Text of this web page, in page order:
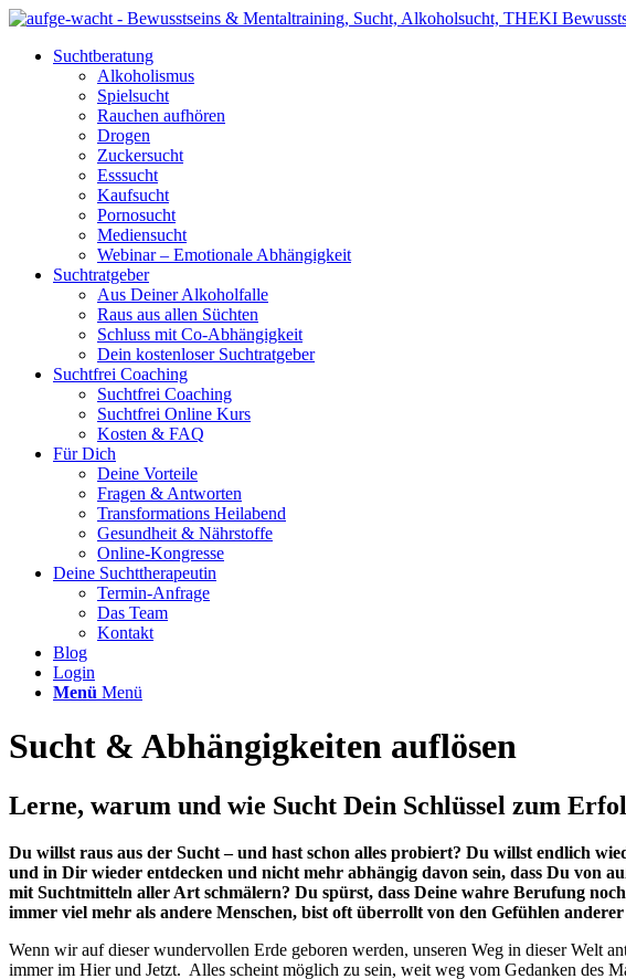
Suchtberatung
Alkoholismus
Spielsucht
Rauchen aufhören
Drogen
Zuckersucht
Esssucht
Kaufsucht
Pornosucht
Mediensucht
Webinar – Emotionale Abhängigkeit
Suchtratgeber
Aus Deiner Alkoholfalle
Raus aus allen Süchten
Schluss mit Co-Abhängigkeit
Dein kostenloser Suchtratgeber
Suchtfrei Coaching
Suchtfrei Coaching
Suchtfrei Online Kurs
Kosten & FAQ
Für Dich
Deine Vorteile
Fragen & Antworten
Transformations Heilabend
Gesundheit & Nährstoffe
Online-Kongresse
Deine Suchttherapeutin
Termin-Anfrage
Das Team
Kontakt
Blog
Login
Menü Menü
Sucht & Abhängigkeiten auflösen
Lerne, warum und wie Sucht Dein Schlüssel zum
Du willst raus aus der Sucht – und hast schon alles probiert? Du willst endlich
und in Dir wieder entdecken und nicht mehr abhängig davon sein, dass Du von
mit Suchtmitteln aller Art schmälern? Du spürst, dass Deine wahre Berufung
immer viel mehr als andere Menschen, bist oft überrollt von den Gefühlen
Wenn wir auf dieser wundervollen Erde geboren werden, unseren Weg in dieser Welt
immer im Hier und Jetzt. Alles scheint möglich zu sein, weit weg vom Gedanken des